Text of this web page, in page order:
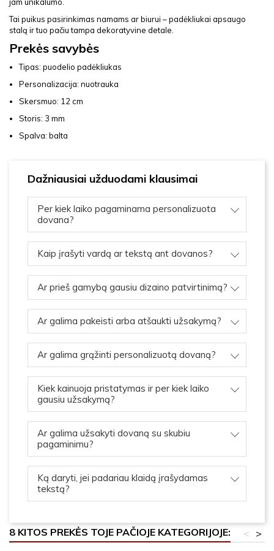
jam unikalumo.
Tai puikus pasirinkimas namams ar biurui – padėkliukai apsaugo
stalą ir tuo pačiu tampa dekoratyvine detale.
Prekės savybės
Tipas: puodelio padėkliukas
Personalizacija: nuotrauka
Skersmuo: 12 cm
Storis: 3 mm
Spalva: balta
Dažniausiai užduodami klausimai
Per kiek laiko pagaminama personalizuota
dovana?
Kaip įrašyti vardą ar tekstą ant dovanos?
Ar prieš gamybą gausiu dizaino patvirtinimą?
Ar galima pakeisti arba atšaukti užsakymą?
Ar galima grąžinti personalizuotą dovaną?
Kiek kainuoja pristatymas ir per kiek laiko
gausiu užsakymą?
Ar galima užsakyti dovaną su skubiu
pagaminimu?
Ką daryti, jei padariau klaidą įrašydamas
tekstą?
8 KITOS PREKĖS TOJE PAČIOJE KATEGORIJOJE: >
<